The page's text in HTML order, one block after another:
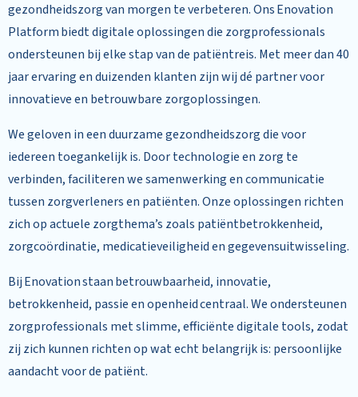
gezondheidszorg van morgen te verbeteren. Ons Enovation
Platform biedt digitale oplossingen die zorgprofessionals
ondersteunen bij elke stap van de patiëntreis. Met meer dan 40
jaar ervaring en duizenden klanten zijn wij dé partner voor
innovatieve en betrouwbare zorgoplossingen.
We geloven in een duurzame gezondheidszorg die voor
iedereen toegankelijk is. Door technologie en zorg te
verbinden, faciliteren we samenwerking en communicatie
tussen zorgverleners en patiënten. Onze oplossingen richten
zich op actuele zorgthema’s zoals patiëntbetrokkenheid,
zorgcoördinatie, medicatieveiligheid en gegevensuitwisseling.
Bij Enovation staan betrouwbaarheid, innovatie,
betrokkenheid, passie en openheid centraal. We ondersteunen
zorgprofessionals met slimme, efficiënte digitale tools, zodat
zij zich kunnen richten op wat echt belangrijk is: persoonlijke
aandacht voor de patiënt.